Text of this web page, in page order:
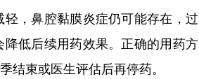
，鼻腔黏膜炎症仍可能存在，过
低后续用药效果。正确的用药方
结束或医生评估后再停药。